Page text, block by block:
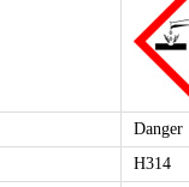
Danger
H314